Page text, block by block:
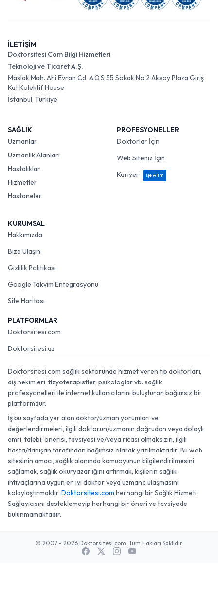
İLETİŞİM
Doktorsitesi Com Bilgi Hizmetleri
Teknoloji ve Ticaret A.Ş.
Maslak Mah. Ahi Evran Cd. A.O.S 55 Sokak No:2 Aksoy Plaza Giriş
Kat Kolektif House
İstanbul, Türkiye
SAĞLIK
Uzmanlar
Uzmanlık Alanları
Hastalıklar
Hizmetler
Hastaneler
PROFESYONELLER
Doktorlar İçin
Web Siteniz İçin
Kariyer
İşe Alım
KURUMSAL
Hakkımızda
Bize Ulaşın
Gizlilik Politikası
Google Takvim Entegrasyonu
Site Haritası
PLATFORMLAR
Doktorsitesi.com
Doktorsitesi.az
Doktorsitesi.com sağlık sektöründe hizmet veren tıp doktorları,
diş hekimleri, fizyoterapistler, psikologlar vb. sağlık
profesyonelleri ile internet kullanıcılarını buluşturan bağımsız bir
platformdur.
İş bu sayfada yer alan doktor/uzman yorumları ve
değerlendirmeleri, ilgili doktorun/uzmanın doğrudan veya dolaylı
emri, talebi, önerisi, tavsiyesi ve/veya ricası olmaksızın, ilgili
hasta/danışan tarafından bağımsız olarak yazılmaktadır. Bu web
sitesinin amacı, sağlık alanında kamuoyunun bilgilendirilmesini
sağlamak, sağlık okuryazarlığını artırmak, kişilerin sağlık
ihtiyaçlarına uygun en iyi doktor veya uzmana ulaşmasını
kolaylaştırmaktır. Doktorsitesi.com herhangi bir Sağlık Hizmeti
Sağlayıcısını desteklemeyip herhangi bir öneri ve tavsiyede
bulunmamaktadır.
© 2007 - 2026 Doktorsitesi.com. Tüm Hakları Saklıdır.